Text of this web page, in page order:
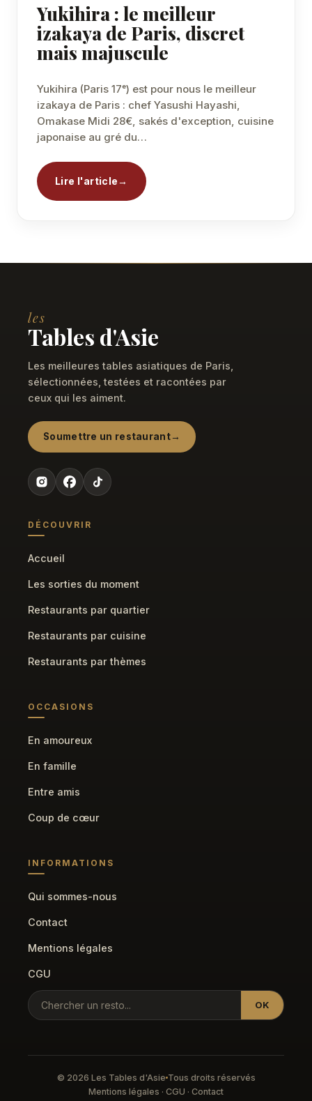
Yukihira : le meilleur
izakaya de Paris, discret
mais majuscule
Yukihira (Paris 17ᵉ) est pour nous le meilleur
izakaya de Paris : chef Yasushi Hayashi,
Omakase Midi 28€, sakés d'exception, cuisine
japonaise au gré du…
Lire l'article
les
Tables d'Asie
Les meilleures tables asiatiques de Paris,
sélectionnées, testées et racontées par
ceux qui les aiment.
Soumettre un restaurant
DÉCOUVRIR
Accueil
Les sorties du moment
Restaurants par quartier
Restaurants par cuisine
Restaurants par thèmes
OCCASIONS
En amoureux
En famille
Entre amis
Coup de cœur
INFORMATIONS
Qui sommes-nous
Contact
Mentions légales
CGU
OK
© 2026 Les Tables d'Asie Tous droits réservés
Mentions légales · CGU · Contact